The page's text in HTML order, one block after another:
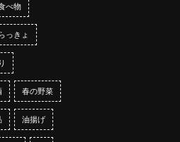
べ物
っきょ
春の野菜
油揚げ